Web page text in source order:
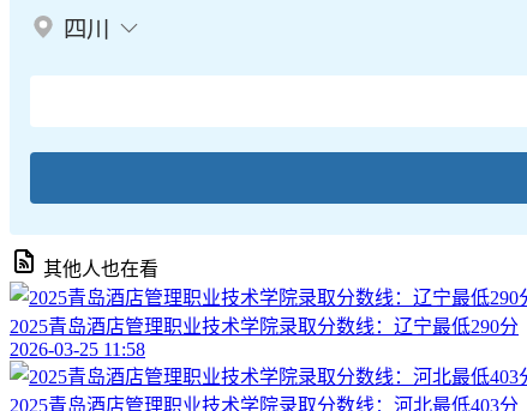
四川
其他人也在看
2025青岛酒店管理职业技术学院录取分数线：辽宁最低290分
2026-03-25 11:58
2025青岛酒店管理职业技术学院录取分数线：河北最低403分